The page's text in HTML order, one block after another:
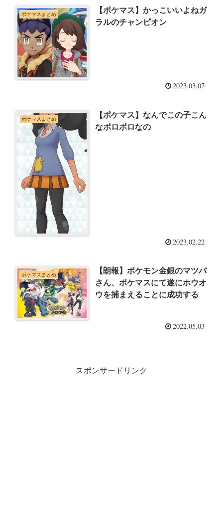
ポケマスまとめ
【ポケマス】かっこいいよねガ
ラルのチャンピオン
2023.03.07
ポケマスまとめ
【ポケマス】なんでこの子こん
なボロボロなの
2023.02.22
ポケマスまとめ
【朗報】ポケモン金銀のマツバ
さん、ポケマスにて遂にホウオ
ウを捕まえることに成功する
2022.05.03
スポンサードリンク